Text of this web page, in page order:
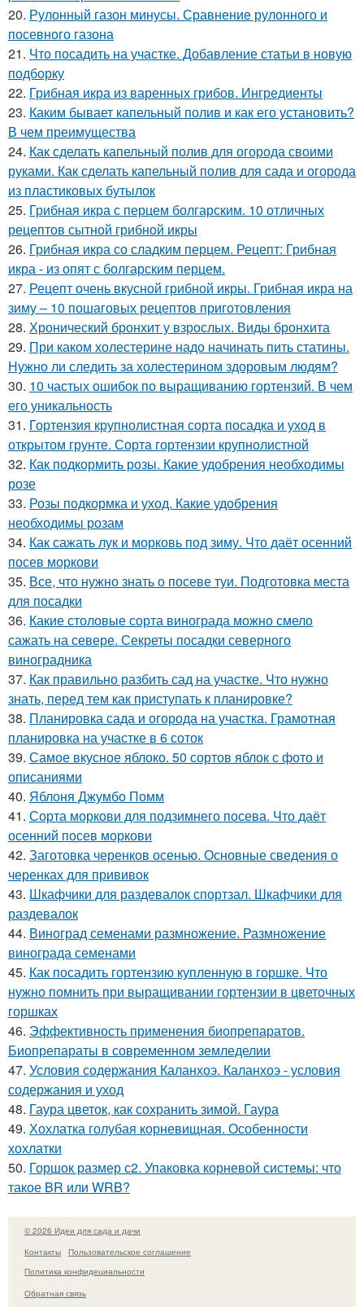
20. Рулонный газон минусы. Сравнение рулонного и
посевного газона
21. Что посадить на участке. Добавление статьи в новую
подборку
22. Грибная икра из варенных грибов. Ингредиенты
23. Каким бывает капельный полив и как его установить?
В чем преимущества
24. Как сделать капельный полив для огорода своими
руками. Как сделать капельный полив для сада и огорода
из пластиковых бутылок
25. Грибная икра с перцем болгарским. 10 отличных
рецептов сытной грибной икры
26. Грибная икра со сладким перцем. Рецепт: Грибная
икра - из опят с болгарским перцем.
27. Рецепт очень вкусной грибной икры. Грибная икра на
зиму – 10 пошаговых рецептов приготовления
28. Хронический бронхит у взрослых. Виды бронхита
29. При каком холестерине надо начинать пить статины.
Нужно ли следить за холестерином здоровым людям?
30. 10 частых ошибок по выращиванию гортензий. В чем
его уникальность
31. Гортензия крупнолистная сорта посадка и уход в
открытом грунте. Сорта гортензии крупнолистной
32. Как подкормить розы. Какие удобрения необходимы
розе
33. Розы подкормка и уход. Какие удобрения
необходимы розам
34. Как сажать лук и морковь под зиму. Что даёт осенний
посев моркови
35. Все, что нужно знать о посеве туи. Подготовка места
для посадки
36. Какие столовые сорта винограда можно смело
сажать на севере. Секреты посадки северного
виноградника
37. Как правильно разбить сад на участке. Что нужно
знать, перед тем как приступать к планировке?
38. Планировка сада и огорода на участка. Грамотная
планировка на участке в 6 соток
39. Самое вкусное яблоко. 50 сортов яблок с фото и
описаниями
40. Яблоня Джумбо Помм
41. Сорта моркови для подзимнего посева. Что даёт
осенний посев моркови
42. Заготовка черенков осенью. Основные сведения о
черенках для прививок
43. Шкафчики для раздевалок спортзал. Шкафчики для
раздевалок
44. Виноград семенами размножение. Размножение
винограда семенами
45. Как посадить гортензию купленную в горшке. Что
нужно помнить при выращивании гортензии в цветочных
горшках
46. Эффективность применения биопрепаратов.
Биопрепараты в современном земледелии
47. Условия содержания Каланхоэ. Каланхоэ - условия
содержания и уход
48. Гаура цветок, как сохранить зимой. Гаура
49. Хохлатка голубая корневищная. Особенности
хохлатки
50. Горшок размер с2. Упаковка корневой системы: что
такое BR или WRB?
© 2026 Идеи для сада и дачи
Контакты
Пользовательское соглашение
Политика конфидециальности
Обратная связь